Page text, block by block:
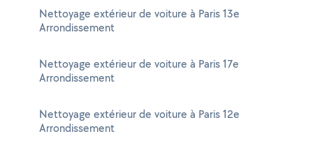
Nettoyage extérieur de voiture à Paris 13e
Arrondissement
Nettoyage extérieur de voiture à Paris 17e
Arrondissement
Nettoyage extérieur de voiture à Paris 12e
Arrondissement